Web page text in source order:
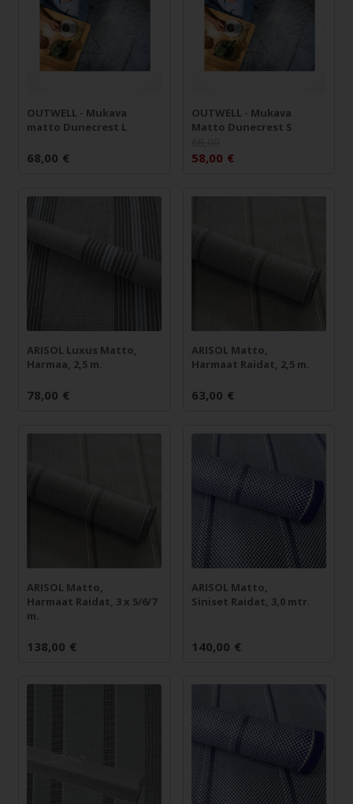
OUTWELL - Mukava
matto Dunecrest L
68,00 €
OUTWELL - Mukava
Matto Dunecrest S
58,00 €
ARISOL Luxus Matto,
Harmaa, 2,5 m.
78,00 €
ARISOL Matto,
Harmaat Raidat, 2,5 m.
63,00 €
ARISOL Matto,
Harmaat Raidat, 3 x 5/6/7
m.
138,00 €
ARISOL Matto,
Siniset Raidat, 3,0 mtr.
140,00 €